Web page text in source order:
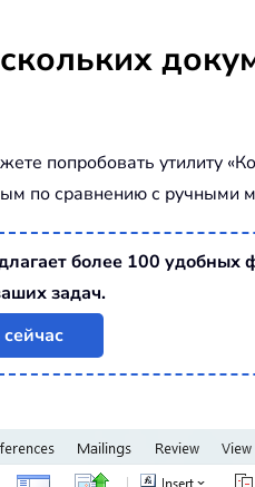
попробовать утилиту
по сравнению с ручными
более 100 удобных
задач.